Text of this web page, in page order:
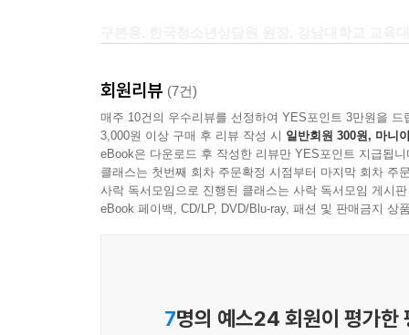
아이들이 많다. ‘위기 아이들’의 특성과 내면을 쉽
박정희, 싱가포르 한국국제학교 교장
저자가 상담실에서 만난 십대들과 부모들은
어루만져줄 것인지에 대한 친절한 가이드다.
계획하는 데 큰 도움을 받았다.
회원리뷰 (7건)
매주 10건의 우수리뷰를 선정하여 YES포인트 3만원을 드
3,000원 이상 구매 후 리뷰 작성 시 일반회원 300원, 마니
eBook은 다운로드 후 작성한 리뷰만 YES포인트 지급됩니
클래스는 첫번째 회차 주문확정 시점부터 마지막 회차 주
사락 독서모임으로 진행된 클래스는 사락 독서모임 게시
eBook 페이백, CD/LP, DVD/Blu-ray, 패션 및 판매금지 상
7명의 예스24 회원이 평가한